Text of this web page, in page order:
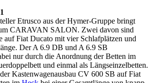
Etrusco aus der Hymer-Gruppe bringt
CARAVAN SALON. Zwei davon sind
auf Fiat Ducato mit vier Schlafplätzen und
Der A 6.9 DB und A 6.9 SB
nur durch die Anordnung der Betten im
und einmal als Längseinzelbetten.
Kastenwagenausbau CV 600 SB auf Fiat